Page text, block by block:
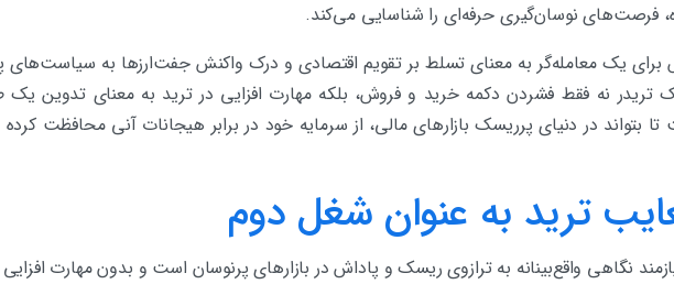
فرصت‌های نوسان‌گیری حرفه‌ای را شناسایی می‌کند.
برای یک معامله‌گر به معنای تسلط بر تقویم اقتصادی و درک واکنش جفت‌ارزها به سیاست‌های
تریدر نه فقط فشردن دکمه خرید و فروش، بلکه مهارت افزایی در ترید به معنای تدوین
بتواند در دنیای پرریسک بازارهای مالی، از سرمایه خود در برابر هیجانات آنی محافظت کرده
ترید به عنوان شغل دوم
نگاهی واقع‌بینانه به ترازوی ریسک و پاداش در بازارهای پرنوسان است و بدون مهارت